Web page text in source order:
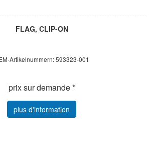
FLAG, CLIP-ON
Artikelnummern: 593323-001
prix sur demande *
plus d'information